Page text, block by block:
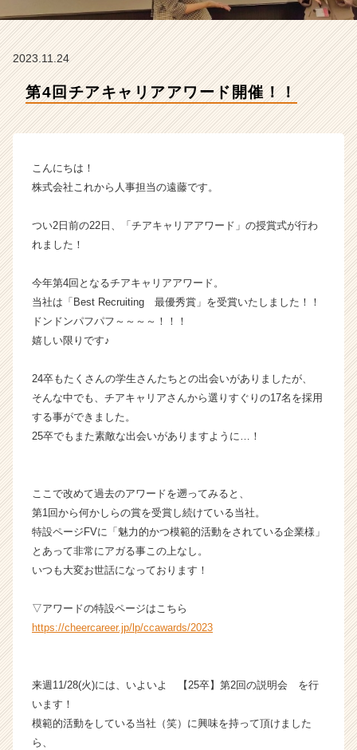
|
ベ
ー・
成
ら
カ
届
く
就
イ
ト
キ
ア
（C
h
e
r
a
r
2023.11.24
第4回チアキャリアアワード開催！！
こんにちは！
株式会社これから人事担当の遠藤です。
つい2日前の22日、「チアキャリアアワード」の授賞式が行わ
れました！
今年第4回となるチアキャリアアワード。
当社は「Best Recruiting 最優秀賞」を受賞いたしました！！
ドンドンパフパフ～～～～！！！
嬉しい限りです♪
24卒もたくさんの学生さんたちとの出会いがありましたが、
そんな中でも、チアキャリアさんから選りすぐりの17名を採用
する事ができました。
25卒でもまた素敵な出会いがありますように…！
ここで改めて過去のアワードを遡ってみると、
第1回から何かしらの賞を受賞し続けている当社。
特設ページFVに「魅力的かつ模範的活動をされている企業様」
とあって非常にアガる事この上なし。
いつも大変お世話になっております！
▽アワードの特設ページはこちら
https://cheercareer.jp/lp/ccawards/2023
来週11/28(火)には、いよいよ 【25卒】第2回の説明会 を行
います！
模範的活動をしている当社（笑）に興味を持って頂けました
ら、